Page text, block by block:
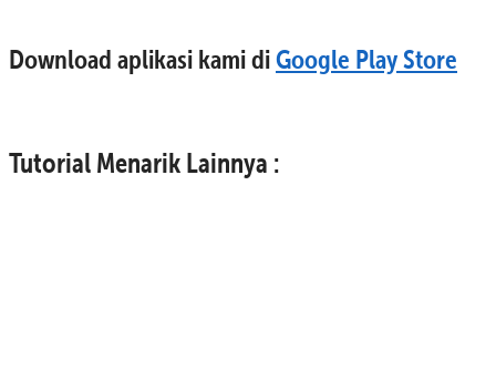
Download aplikasi kami diGoogle Play Store
Tutorial Menarik Lainnya :